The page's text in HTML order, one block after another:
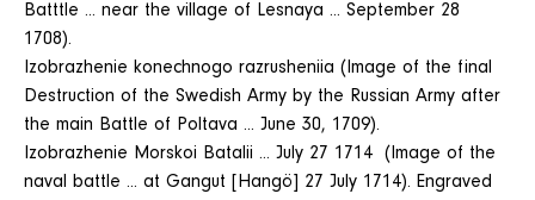
Batttle ... near the village of Lesnaya ... September 28
1708).
Izobrazhenie konechnogo razrusheniia (Image of the final
Destruction of the Swedish Army by the Russian Army after
the main Battle of Poltava ... June 30, 1709).
Izobrazhenie Morskoi Batalii ... July 27 1714 (Image of the
naval battle ... at Gangut [Hangö] 27 July 1714). Engraved